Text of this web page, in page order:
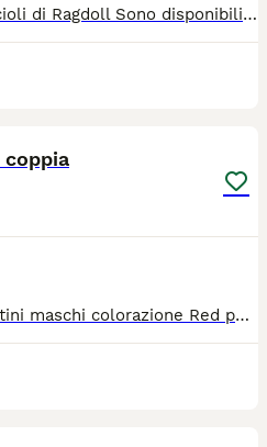
Disponibili 3 splendidi cuccioli di Ragdoll Sono disponibili 3 meravigliosi cuccioli di Ragdoll, allevati con passione, competenza e la massima attenzione al loro benessere. Da 19 anni alleviamo questa splendida razza in modo professionale, selezionando con cura i riproduttori per garantire salute, equilibrio caratteriale e rispetto dello standard di razza. I cuccioli saranno ceduti con: - Pedigree - Test genetici dei genitori - Contratto di vendita - Garanzia sanitaria - Libretto sanitario con vaccinazioni e trattamenti antiparassitari eseguiti - Microchip e certificazione veterinaria di buona salute I nostri cuccioli crescono in ambiente familiare, ben socializzati e abituati al contatto con le persone, per favorire un inserimento sereno nella nuova casa. Cerchiamo famiglie responsabili che desiderino accogliere un Ragdoll allevato con serietà, esperienza e amore. Per maggiori informazioni, foto e video dei cuccioli, non esitate a contattarci. Saremo lieti di rispondere a ogni domanda e di accompagnarvi nella scelta del vostro futuro compagno di vita.
Cerco nuova casa per 2 gattini maschi colorazione Red points con occhi azzurri. I gattini molto legati e quindi cerco chi interessato ad adozione in coppia. Hanno fatto trattamento vermifugo e antiparassitario e imparato uso di lettiera. Al momento in stallo momentaneo, ma cercano nuova famiglia per la vita con gente con pazienza nel inserimento in quanto piuttosto timorosi. Cedo a 80 euro la coppia, ma cerco principalmente adozione in zona bergamo con consegna a domicilio per conoscere dove andranno a stare.